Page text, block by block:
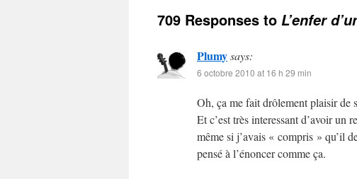
709 Responses to L’enfer
Plumysays:
6 octobre 2010 at 16 h 29 min
Oh, ça me fait drôlement plaisir de
Et c’est très interessant d’avoir un
même si j’avais « compris » qu’il
pensé à l’énoncer comme ça.